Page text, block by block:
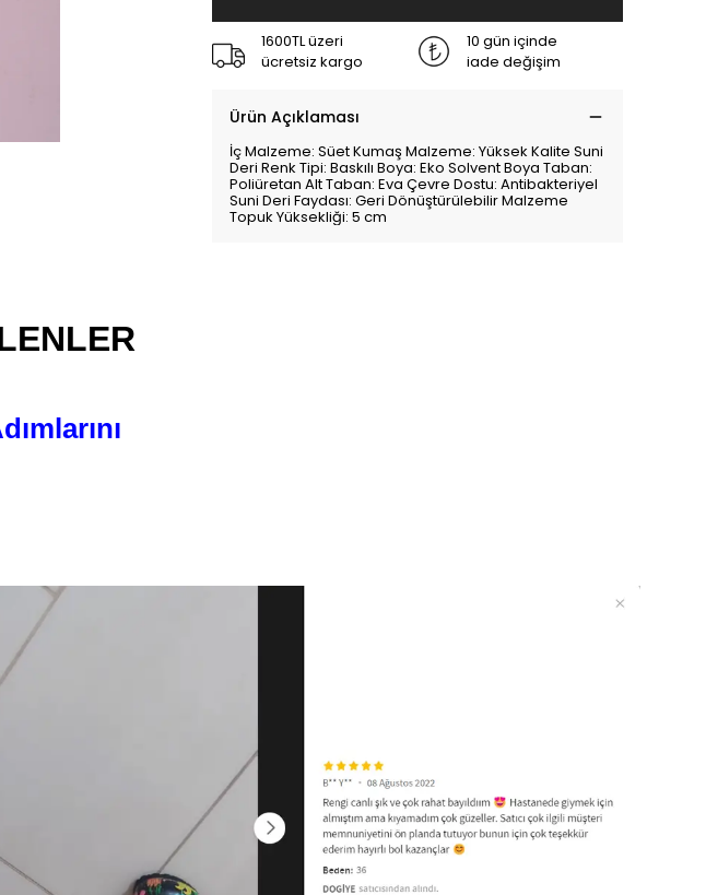
1600TL üzeri
ücretsiz kargo
10 gün içinde
iade değişim
Ürün Açıklaması
İç Malzeme: Süet Kumaş Malzeme: Yüksek Kalite Suni
Deri Renk Tipi: Baskılı Boya: Eko Solvent Boya Taban:
Poliüretan Alt Taban: Eva Çevre Dostu: Antibakteriyel
Suni Deri Faydası: Geri Dönüştürülebilir Malzeme
Topuk Yüksekliği: 5 cm